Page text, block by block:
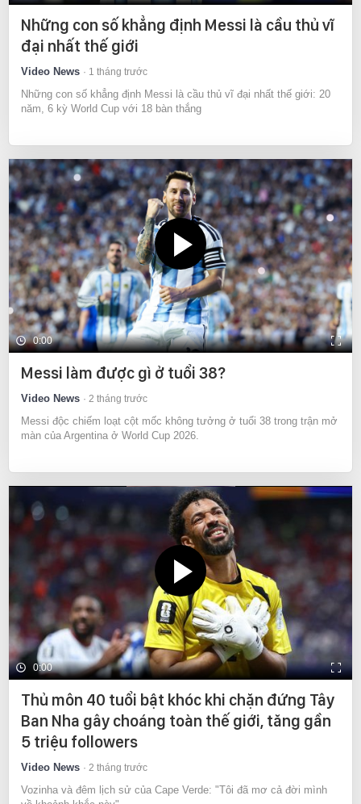
Những con số khẳng định Messi là cầu thủ vĩ
đại nhất thế giới
Video News 1 tháng trước
Những con số khẳng định Messi là cầu thủ vĩ đại nhất thế giới: 20
năm, 6 kỳ World Cup với 18 bàn thắng
0:00
Messi làm được gì ở tuổi 38?
Video News 2 tháng trước
Messi độc chiếm loạt cột mốc không tưởng ở tuổi 38 trong trận mở
màn của Argentina ở World Cup 2026.
0:00
Thủ môn 40 tuổi bật khóc khi chặn đứng Tây
Ban Nha gây choáng toàn thế giới, tăng gần
5 triệu followers
Video News 2 tháng trước
Vozinha và đêm lịch sử của Cape Verde: "Tôi đã mơ cả đời mình